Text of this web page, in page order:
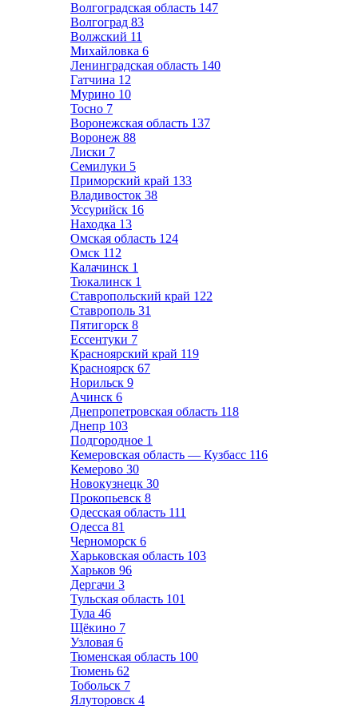
Волгоградская область 147
Волгоград 83
Волжский 11
Михайловка 6
Ленинградская область 140
Гатчина 12
Мурино 10
Тосно 7
Воронежская область 137
Воронеж 88
Лиски 7
Семилуки 5
Приморский край 133
Владивосток 38
Уссурийск 16
Находка 13
Омская область 124
Омск 112
Калачинск 1
Тюкалинск 1
Ставропольский край 122
Ставрополь 31
Пятигорск 8
Ессентуки 7
Красноярский край 119
Красноярск 67
Норильск 9
Ачинск 6
Днепропетровская область 118
Днепр 103
Подгородное 1
Кемеровская область — Кузбасс 116
Кемерово 30
Новокузнецк 30
Прокопьевск 8
Одесская область 111
Одесса 81
Черноморск 6
Харьковская область 103
Харьков 96
Дергачи 3
Тульская область 101
Тула 46
Щёкино 7
Узловая 6
Тюменская область 100
Тюмень 62
Тобольск 7
Ялуторовск 4